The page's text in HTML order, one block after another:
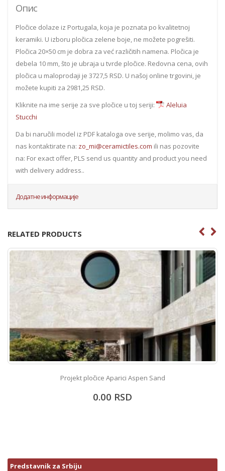
Опис
Pločice dolaze iz Portugala, koja je poznata po kvalitetnoj
keramiki. U izboru pločica zelene boje, ne možete pogrešiti.
Pločica 20×50 cm je dobra za već različitih namena. Pločica je
debela 10 mm, što je ubraja u tvrde pločice. Redovna cena, ovih
pločica u maloprodaji je 3727,5 RSD. U našoj online trgovini, je
možete kupiti za 2981,25 RSD.
Kliknite na ime serije za sve pločice u toj seriji:
Aleluia
Stucchi
Da bi naručili model iz PDF kataloga ove serije, molimo vas, da
nas kontaktirate na: zo_mi@ceramictiles.com ili nas pozovite
na: For exact offer, PLS send us quantity and product you need
with delivery address..
Додатне информације
RELATED PRODUCTS
Projekt pločice Aparici Aspen Sand
0.00 RSD
Predstavnik za Srbiju